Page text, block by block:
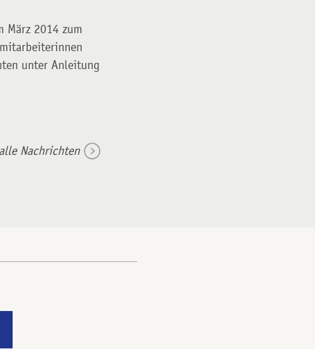
März 2014 zum
unter Anleitung
alle Nachrichten